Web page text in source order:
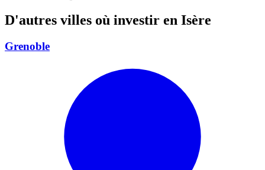
D'autres villes où investir en Isère
Grenoble